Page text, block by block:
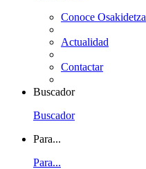
Conoce Osakidetza
Actualidad
Contactar
Buscador
Buscador
Para...
Para...